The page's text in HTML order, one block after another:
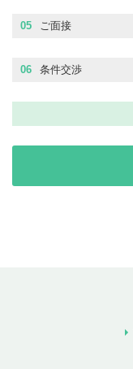
05 ご面接
06 条件交渉